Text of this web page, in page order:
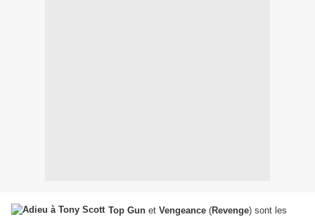
Top Gun et Vengeance (Revenge) sont les